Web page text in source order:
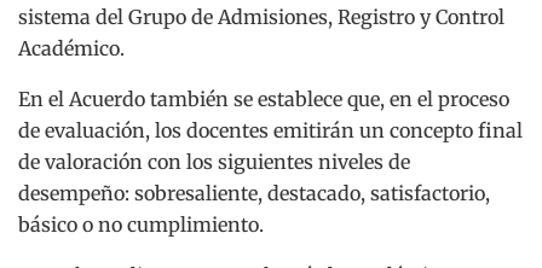
sistema del Grupo de Admisiones, Registro y Control
Académico.
En el Acuerdo también se establece que, en el proceso
de evaluación, los docentes emitirán un concepto final
de valoración con los siguientes niveles de
desempeño: sobresaliente, destacado, satisfactorio,
básico o no cumplimiento.